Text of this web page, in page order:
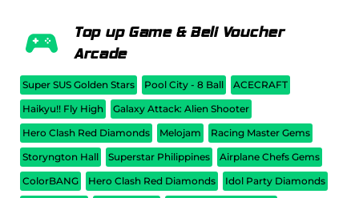
Top up Game & Beli Voucher
Arcade
Super SUS Golden Stars Pool City - 8 Ball
ACECRAFT
Haikyu!! Fly High
Galaxy Attack: Alien Shooter
Hero Clash Red Diamonds
Melojam
Racing Master Gems
Storyngton Hall
Superstar Philippines
Airplane Chefs Gems
ColorBANG
Hero Clash Red Diamonds
Idol Party Diamonds